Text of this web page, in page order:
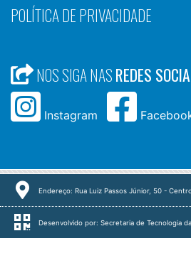
POLÍTICA DE PRIVACIDADE
NOS SIGA NASREDES
Instagram
Endereço: Rua Luiz Passos Júnior, 50 -
Desenvolvido por: Secretaria de Tecnologia